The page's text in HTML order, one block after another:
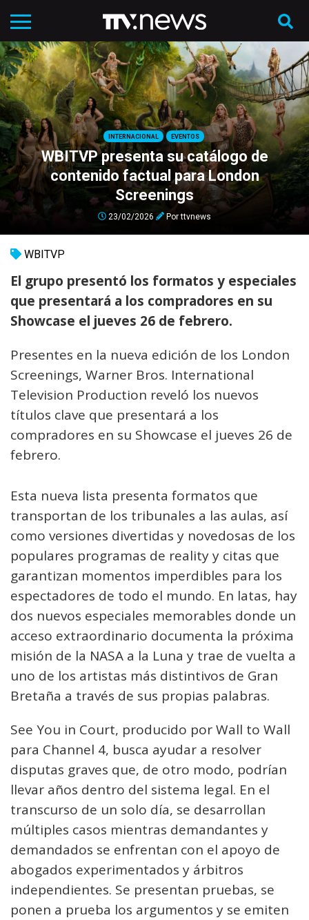
INTERNACIONAL EVENTOS
WBITVP presenta su catálogo de
contenido factual para London
Screenings
23/02/2026 Porttvnews
WBITVP
El grupo presentó los formatos y especiales
que presentará a los compradores en su
Showcase el jueves 26 de febrero.
Presentes en la nueva edición de los London
Screenings, Warner Bros. International
Television Production reveló los nuevos
títulos clave que presentará a los
compradores en su Showcase el jueves 26 de
febrero.
Esta nueva lista presenta formatos que
transportan de los tribunales a las aulas, así
como versiones divertidas y novedosas de los
populares programas de reality y citas que
garantizan momentos imperdibles para los
espectadores de todo el mundo. En latas, hay
dos nuevos especiales memorables donde un
acceso extraordinario documenta la próxima
misión de la NASA a la Luna y trae de vuelta a
uno de los artistas más distintivos de Gran
Bretaña a través de sus propias palabras.
See You in Court, producido por Wall to Wall
para Channel 4, busca ayudar a resolver
disputas graves que, de otro modo, podrían
llevar años dentro del sistema legal. En el
transcurso de un solo día, se desarrollan
múltiples casos mientras demandantes y
demandados se enfrentan con el apoyo de
abogados experimentados y árbitros
independientes. Se presentan pruebas, se
ponen a prueba los argumentos y se emiten